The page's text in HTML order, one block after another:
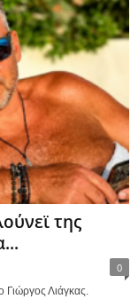
της
0
Λιάγκας.